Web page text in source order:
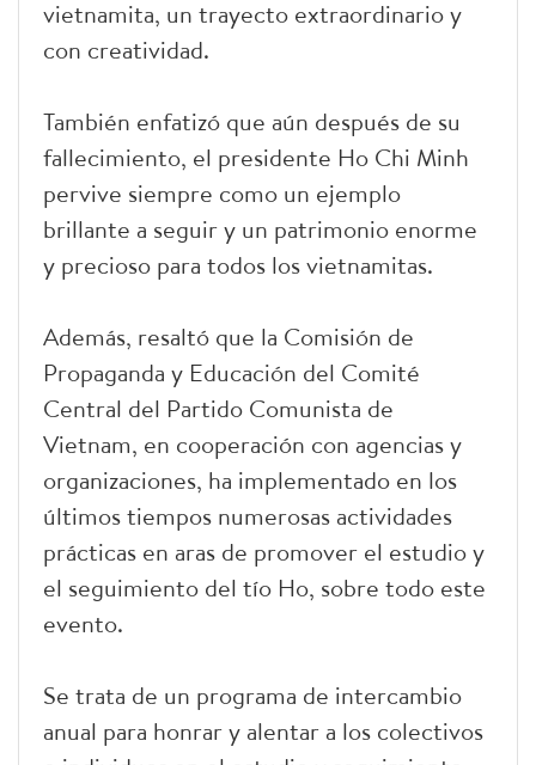
vietnamita, un trayecto extraordinario y
con creatividad.
También enfatizó que aún después de su
fallecimiento, el presidente Ho Chi Minh
pervive siempre como un ejemplo
brillante a seguir y un patrimonio enorme
y precioso para todos los vietnamitas.
Además, resaltó que la Comisión de
Propaganda y Educación del Comité
Central del Partido Comunista de
Vietnam, en cooperación con agencias y
organizaciones, ha implementado en los
últimos tiempos numerosas actividades
prácticas en aras de promover el estudio y
el seguimiento del tío Ho, sobre todo este
evento.
Se trata de un programa de intercambio
anual para honrar y alentar a los colectivos